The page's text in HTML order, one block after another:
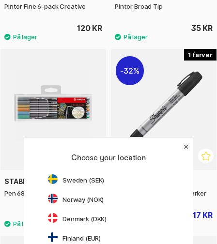
Pintor Fine 6-pack Creative
120 KR
Pintor Broad Tip
35 KR
STABILO
Pen 68 Metallic 6-sæt
195 KR
1
32%
Metal Small Permanent Marker
17 KR
Choose your location
Sweden (SEK)
Norway (NOK)
Denmark (DKK)
Finland (EUR)